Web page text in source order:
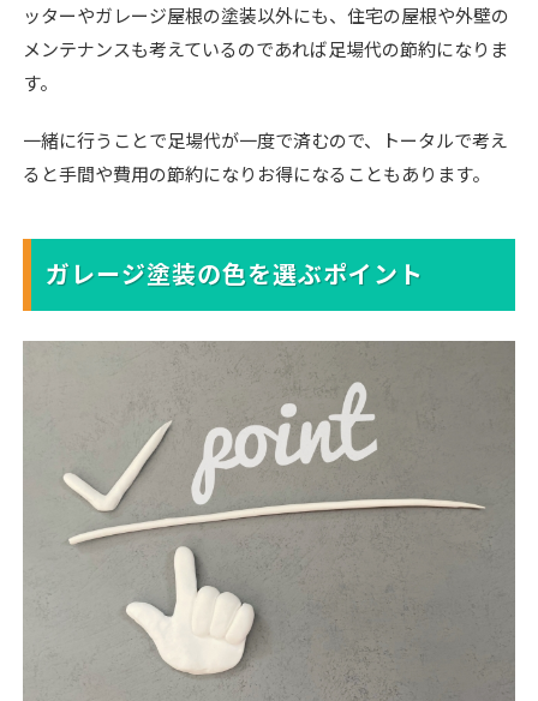
ッターやガレージ屋根の塗装以外にも、住宅の屋根や外壁の
メンテナンスも考えているのであれば足場代の節約になりま
す。
一緒に行うことで足場代が一度で済むので、トータルで考え
ると手間や費用の節約になりお得になることもあります。
ガレージ塗装の色を選ぶポイント